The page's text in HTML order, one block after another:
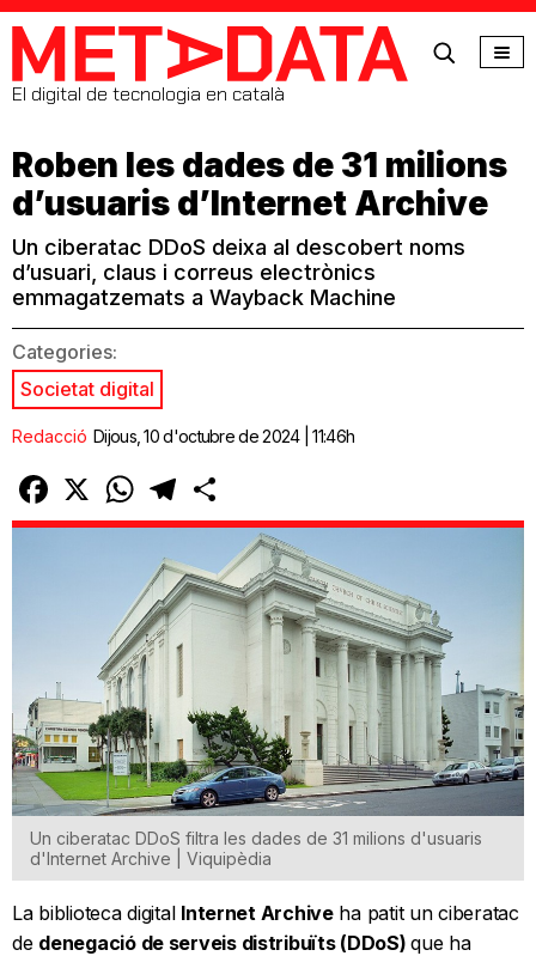
MetaData
El digital de tecnologia en català
Roben les dades de 31 milions
d’usuaris d’Internet Archive
Un ciberatac DDoS deixa al descobert noms
d’usuari, claus i correus electrònics
emmagatzemats a Wayback Machine
Categories:
Societat digital
Redacció Dijous, 10 d'octubre de 2024 | 11:46h
Facebook
X WhatsAppTelegram
Un ciberatac DDoS filtra les dades de 31 milions d'usuaris
d'Internet Archive | Viquipèdia
La biblioteca digital Internet Archiveha patit un ciberatac
de denegació de serveis distribuïts (DDoS)que ha